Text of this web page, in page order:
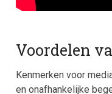
Voordelen
Kenmerken voor
en onafhankelijke